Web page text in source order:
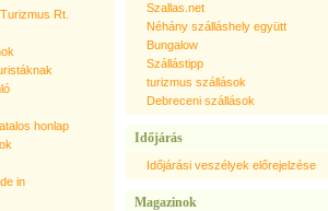
Rt.
honlap
in
Szallas.net
Néhány szálláshely együtt
Bungalow
Szállástipp
turizmus szállások
Debreceni szállások
Időjárás
Időjárási veszélyek előrejelzése
Magazinok